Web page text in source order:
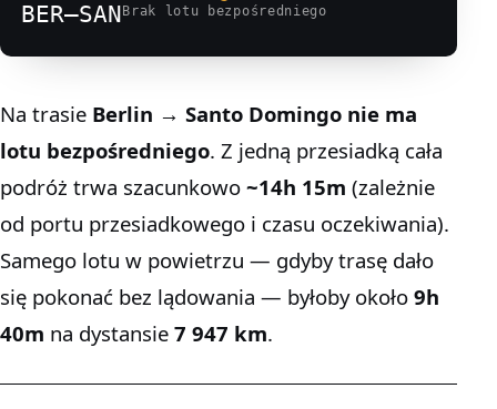
BER–SANBrak lotu bezpośredniego
Na trasie Berlin → Santo Domingo nie ma
lotu bezpośredniego. Z jedną przesiadką cała
podróż trwa szacunkowo ~14h 15m (zależnie
od portu przesiadkowego i czasu oczekiwania).
Samego lotu w powietrzu — gdyby trasę dało
się pokonać bez lądowania — byłoby około 9h
40m na dystansie 7 947 km.